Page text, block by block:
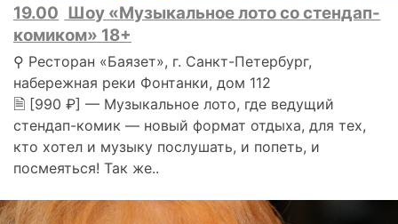
19.00 Шоу «Музыкальное лото со стендап-
комиком» 18+
⚲ Ресторан «Баязет», г. Санкт-Петербург,
набережная реки Фонтанки, дом 112
🗎 [990 ₽] — Музыкальное лото, где ведущий
стендап-комик — новый формат отдыха, для тех,
кто хотел и музыку послушать, и попеть, и
посмеяться! Так же..